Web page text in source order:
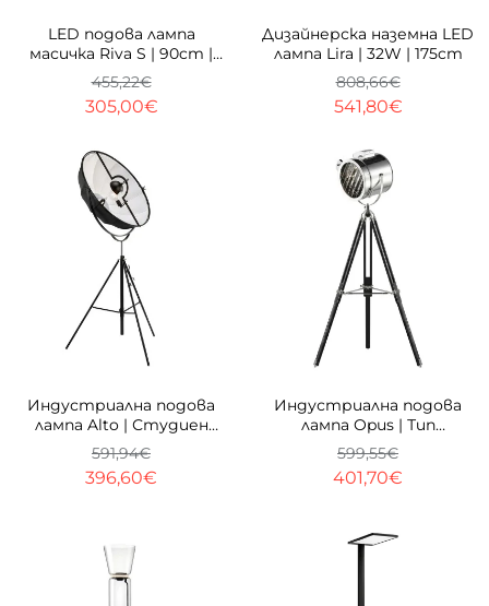
LED подова лампа
масичка Riva S | 90cm |
8W | 3000K | Черна
305,00€
455,22€
Дизайнерска наземна LED
лампа Lira | 32W | 175cm
541,80€
808,66€
Индустриална подова
лампа Alto | Студиен
рефлектор | 165 см
396,60€
591,94€
Индустриална подова
лампа Opus | Тип
сценичен прожектор |
160cm
401,70€
599,55€